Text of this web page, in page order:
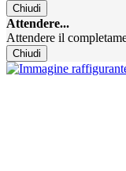
Chiudi
Attendere...
Attendere il
Chiudi